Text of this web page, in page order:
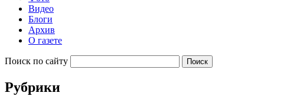
Видео
Блоги
Архив
О газете
Поиск по сайту
Рубрики